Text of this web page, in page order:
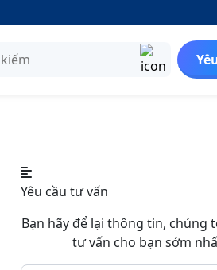
Yêu cầu tư vấn
Bạn hãy để lại thông tin, chúng
tư vấn cho bạn sớm